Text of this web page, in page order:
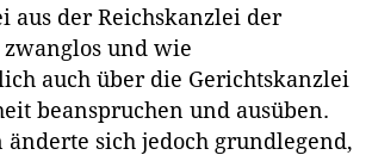
aus der Reichskanzlei der
und wie
auch über die Gerichtskanzlei
beanspruchen und ausüben.
änderte sich jedoch grundlegend,